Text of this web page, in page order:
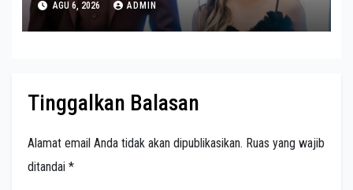
AGU 6, 2026 ADMIN
Tinggalkan Balasan
Alamat email Anda tidak akan dipublikasikan. Ruas yang wajib
ditandai *